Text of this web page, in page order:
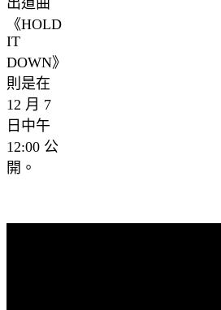
出道曲
《HOLD
IT
DOWN》
則是在
12 月 7
日中午
12:00 公
開。